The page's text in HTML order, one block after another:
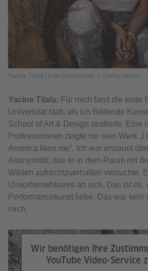
Yacine Tilala | Foto (Ausschnitt): © Denny Henry
Yacine Tilala: Für mich fand die erste
Universität statt, als ich Bildende
School of Art & Design studierte. Eine
Professorinnen zeigte mir sein Werk „I
America likes me“. Ich war erstaunt
Anonymität, das er in dem Raum mit
Wilden aufrechtzuerhalten versuchte.
Unvorhersehbares an sich. Das ist es,
Performancekunst liebe. Das war sehr
mich.
Wir benötigen Ihre
YouTube Video-Service
Die Künstlerin Yacine Tilala ließ sich von einem
inspirieren. | Video: © Goethe-Institut e.V.